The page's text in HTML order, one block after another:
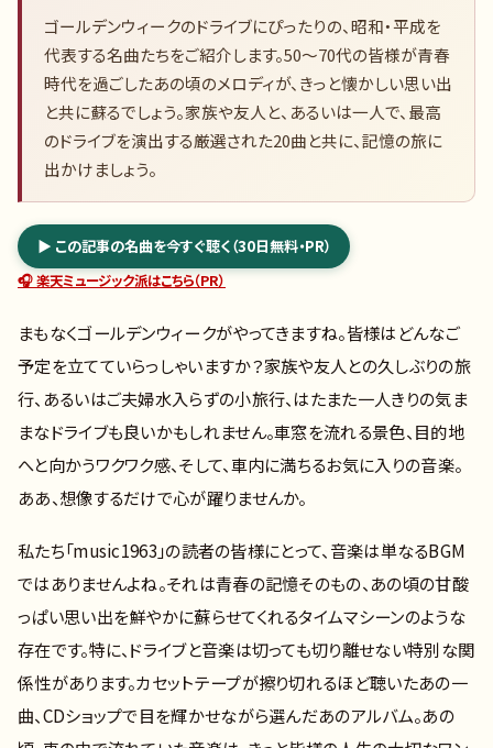
ゴールデンウィークのドライブにぴったりの、昭和・平成を
代表する名曲たちをご紹介します。50〜70代の皆様が青春
時代を過ごしたあの頃のメロディが、きっと懐かしい思い出
と共に蘇るでしょう。家族や友人と、あるいは一人で、最高
のドライブを演出する厳選された20曲と共に、記憶の旅に
出かけましょう。
▶ この記事の名曲を今すぐ聴く（30日無料・PR）
🎧 楽天ミュージック派はこちら（PR）
まもなくゴールデンウィークがやってきますね。皆様はどんなご
予定を立てていらっしゃいますか？家族や友人との久しぶりの旅
行、あるいはご夫婦水入らずの小旅行、はたまた一人きりの気ま
まなドライブも良いかもしれません。車窓を流れる景色、目的地
へと向かうワクワク感、そして、車内に満ちるお気に入りの音楽。
ああ、想像するだけで心が躍りませんか。
私たち「music1963」の読者の皆様にとって、音楽は単なるBGM
ではありませんよね。それは青春の記憶そのもの、あの頃の甘酸
っぱい思い出を鮮やかに蘇らせてくれるタイムマシーンのような
存在です。特に、ドライブと音楽は切っても切り離せない特別な関
係性があります。カセットテープが擦り切れるほど聴いたあの一
曲、CDショップで目を輝かせながら選んだあのアルバム。あの